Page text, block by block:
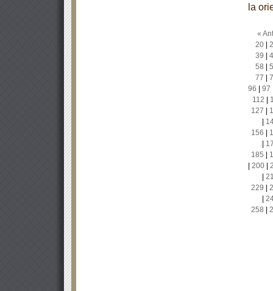
la
«
20|
39
58
77
96
97
112
127
156
185
200|
229
258